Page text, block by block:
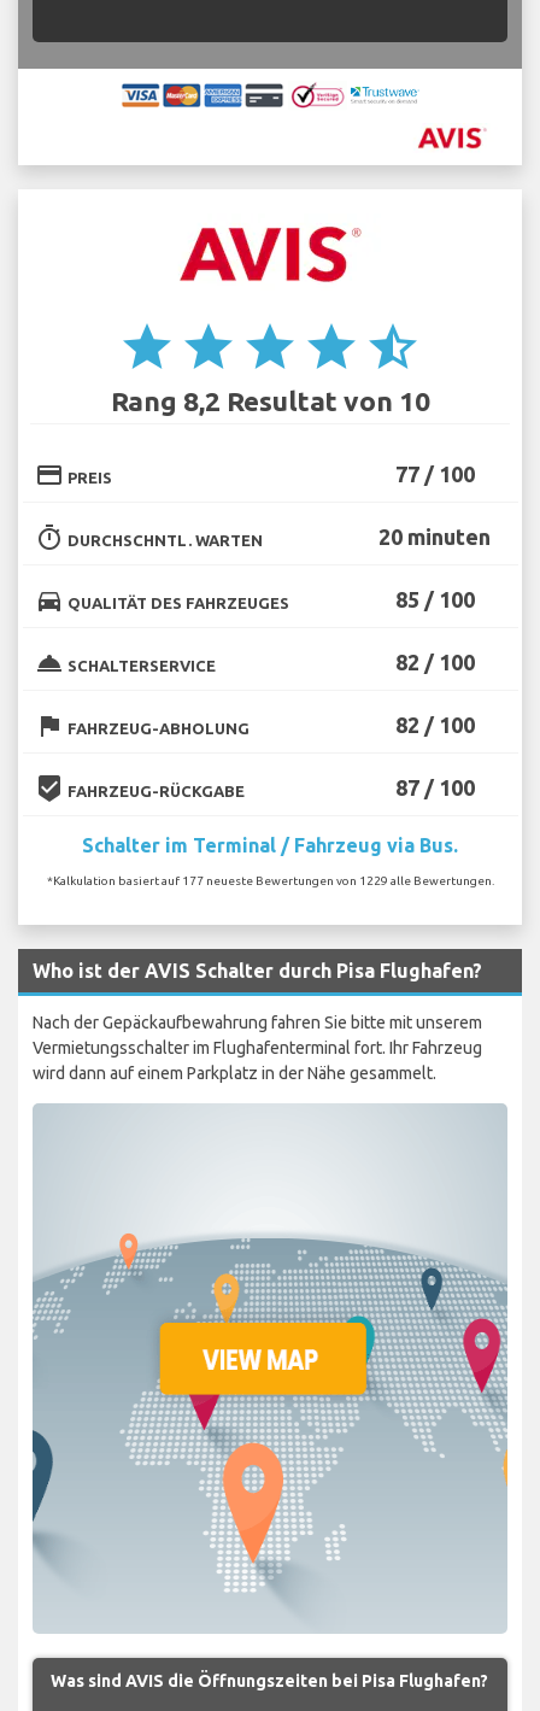
star star star star star_half
Rang 8,2 Resultat von 10
credit_card PREIS 77 / 100
timer DURCHSCHNTL. WARTEN 20 minuten
directions_car QUALITÄT DES FAHRZEUGES 85 / 100
room_service SCHALTERSERVICE 82 / 100
flag FAHRZEUG-ABHOLUNG 82 / 100
beenhere FAHRZEUG-RÜCKGABE 87 / 100
Schalter im Terminal / Fahrzeug via Bus.
*Kalkulation basiert auf 177 neueste Bewertungen von 1229 alle Bewertungen.
Who ist der AVIS Schalter durch Pisa Flughafen?
Nach der Gepäckaufbewahrung fahren Sie bitte mit unserem
Vermietungsschalter im Flughafenterminal fort. Ihr Fahrzeug
wird dann auf einem Parkplatz in der Nähe gesammelt.
Was sind AVIS die Öffnungszeiten bei Pisa Flughafen?